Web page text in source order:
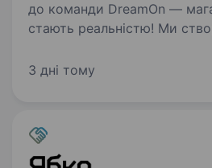
до команди DreamOn —
стають реальністю! Ми
доброзичливого та
3 дні тому